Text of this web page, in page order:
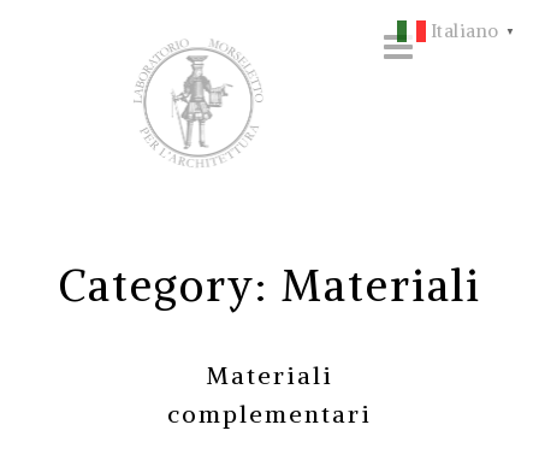
Category: Materiali
Materiali
complementari
Italiano ▼